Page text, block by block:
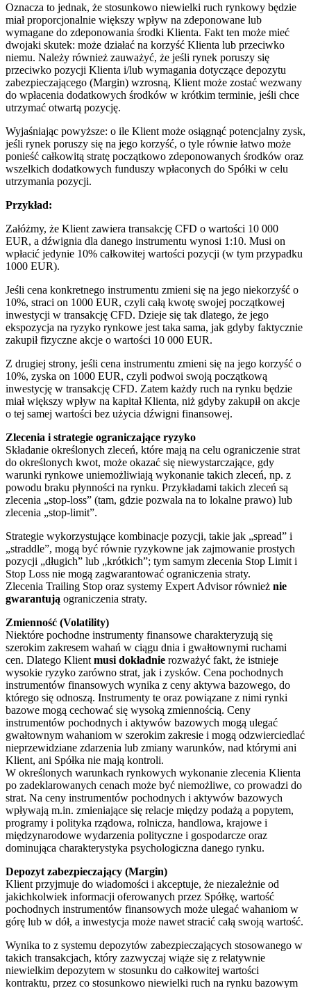
Oznacza to jednak, że stosunkowo niewielki ruch rynkowy będzie
miał proporcjonalnie większy wpływ na zdeponowane lub
wymagane do zdeponowania środki Klienta. Fakt ten może mieć
dwojaki skutek: może działać na korzyść Klienta lub przeciwko
niemu. Należy również zauważyć, że jeśli rynek poruszy się
przeciwko pozycji Klienta i/lub wymagania dotyczące depozytu
zabezpieczającego (Margin) wzrosną, Klient może zostać wezwany
do wpłacenia dodatkowych środków w krótkim terminie, jeśli chce
utrzymać otwartą pozycję.
Wyjaśniając powyższe: o ile Klient może osiągnąć potencjalny zysk,
jeśli rynek poruszy się na jego korzyść, o tyle równie łatwo może
ponieść całkowitą stratę początkowo zdeponowanych środków oraz
wszelkich dodatkowych funduszy wpłaconych do Spółki w celu
utrzymania pozycji.
Przykład:
Załóżmy, że Klient zawiera transakcję CFD o wartości 10 000
EUR, a dźwignia dla danego instrumentu wynosi 1:10. Musi on
wpłacić jedynie 10% całkowitej wartości pozycji (w tym przypadku
1000 EUR).
Jeśli cena konkretnego instrumentu zmieni się na jego niekorzyść o
10%, straci on 1000 EUR, czyli całą kwotę swojej początkowej
inwestycji w transakcję CFD. Dzieje się tak dlatego, że jego
ekspozycja na ryzyko rynkowe jest taka sama, jak gdyby faktycznie
zakupił fizyczne akcje o wartości 10 000 EUR.
Z drugiej strony, jeśli cena instrumentu zmieni się na jego korzyść o
10%, zyska on 1000 EUR, czyli podwoi swoją początkową
inwestycję w transakcję CFD. Zatem każdy ruch na rynku będzie
miał większy wpływ na kapitał Klienta, niż gdyby zakupił on akcje
o tej samej wartości bez użycia dźwigni finansowej.
Zlecenia i strategie ograniczające ryzyko
Składanie określonych zleceń, które mają na celu ograniczenie strat
do określonych kwot, może okazać się niewystarczające, gdy
warunki rynkowe uniemożliwiają wykonanie takich zleceń, np. z
powodu braku płynności na rynku. Przykładami takich zleceń są
zlecenia „stop-loss” (tam, gdzie pozwala na to lokalne prawo) lub
zlecenia „stop-limit”.
Strategie wykorzystujące kombinacje pozycji, takie jak „spread” i
„straddle”, mogą być równie ryzykowne jak zajmowanie prostych
pozycji „długich” lub „krótkich”; tym samym zlecenia Stop Limit i
Stop Loss nie mogą zagwarantować ograniczenia straty.
Zlecenia Trailing Stop oraz systemy Expert Advisor również nie
gwarantują ograniczenia straty.
Zmienność (Volatility)
Niektóre pochodne instrumenty finansowe charakteryzują się
szerokim zakresem wahań w ciągu dnia i gwałtownymi ruchami
cen. Dlatego Klient musi dokładnie rozważyć fakt, że istnieje
wysokie ryzyko zarówno strat, jak i zysków. Cena pochodnych
instrumentów finansowych wynika z ceny aktywa bazowego, do
którego się odnoszą. Instrumenty te oraz powiązane z nimi rynki
bazowe mogą cechować się wysoką zmiennością. Ceny
instrumentów pochodnych i aktywów bazowych mogą ulegać
gwałtownym wahaniom w szerokim zakresie i mogą odzwierciedlać
nieprzewidziane zdarzenia lub zmiany warunków, nad którymi ani
Klient, ani Spółka nie mają kontroli.
W określonych warunkach rynkowych wykonanie zlecenia Klienta
po zadeklarowanych cenach może być niemożliwe, co prowadzi do
strat. Na ceny instrumentów pochodnych i aktywów bazowych
wpływają m.in. zmieniające się relacje między podażą a popytem,
programy i polityka rządowa, rolnicza, handlowa, krajowe i
międzynarodowe wydarzenia polityczne i gospodarcze oraz
dominująca charakterystyka psychologiczna danego rynku.
Depozyt zabezpieczający (Margin)
Klient przyjmuje do wiadomości i akceptuje, że niezależnie od
jakichkolwiek informacji oferowanych przez Spółkę, wartość
pochodnych instrumentów finansowych może ulegać wahaniom w
górę lub w dół, a inwestycja może nawet stracić całą swoją wartość.
Wynika to z systemu depozytów zabezpieczających stosowanego w
takich transakcjach, który zazwyczaj wiąże się z relatywnie
niewielkim depozytem w stosunku do całkowitej wartości
kontraktu, przez co stosunkowo niewielki ruch na rynku bazowym